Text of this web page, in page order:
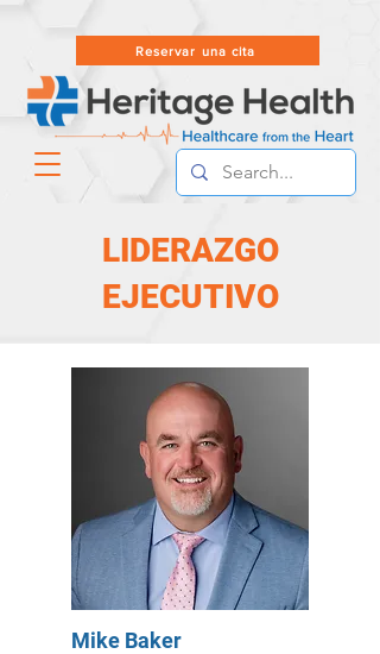
Reservar una cita
LIDERAZGO
EJECUTIVO
Mike Baker